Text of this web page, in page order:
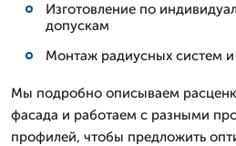
Изготовление по
допускам
Монтаж радиусных систем и
Мы подробно описываем
фасада и работаем с разными
профилей, чтобы предложить